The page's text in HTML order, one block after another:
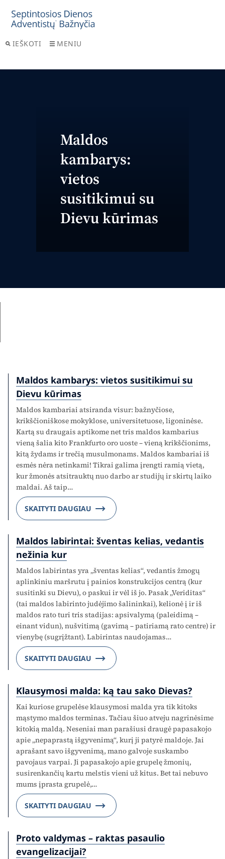
IEŠKOTI MENIU
Maldos
kambarys:
vietos
susitikimui su
Dievu kūrimas
Maldos kambarys: vietos susitikimui su
Dievu kūrimas
Maldos kambariai atsiranda visur: bažnyčiose,
krikščioniškose mokyklose, universitetuose, ligoninėse.
Kartą su draugais aptikome net tris maldos kambarius
vieną šalia kito Frankfurto oro uoste – vieną krikščionims,
kitą žydams ir trečią musulmonams. Maldos kambariai iš
esmės nėra netinkami! Tikrai galima įrengti ramią vietą,
kur žmonės atsitrauktų nuo darbo ar studijų ir skirtų laiko
maldai. Aš taip…
SKAITYTI DAUGIAU
Maldos labirintai: šventas kelias, vedantis
nežinia kur
Maldos labirintas yra „šventas kelias“, vedantis žmogų
aplinkiniu maršrutu į painios konstrukcijos centrą (kur
susitinki su Dievu), o paskui ir vėl iš jo. Pasak „Veriditas“
(tai maldos labirinto judėjimo šalininkai), kelionė į ir iš
maldos rato turi tris stadijas: apsivalymą (paleidimą –
einant vidun), nušvitimą (gavimą – patiriamą rato centre) ir
vienybę (sugrįžtant). Labirintas naudojamas…
SKAITYTI DAUGIAU
Klausymosi malda: ką tau sako Dievas?
Kai kuriose grupelėse klausymosi malda yra tik kitoks
mąstymo maldos terminas. Tačiau šiuo atveju nagrinėsime
kitokią maldą. Neseniai man parašiusi draugė papasakojo
apie „nepaprastą išgyvenimą“, kurį ji patyrė maldoje. Jai
aprašant savo išgyvenimą, mano galvoje suskambo
pavojaus varpai. Ji papasakojo apie grupelę žmonių,
susirenkančių kartu melstis vieni už kitus. Bet tai nebuvo
mums įprasta grupelė,…
SKAITYTI DAUGIAU
Proto valdymas – raktas pasaulio
evangelizacijai?